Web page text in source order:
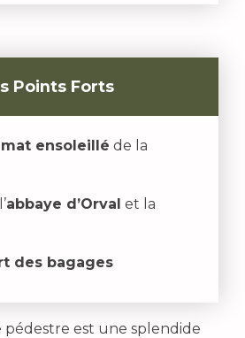
pédestre est une splendide
Points Forts
ensoleillé de la
abbaye d’Orval et la
des bagages